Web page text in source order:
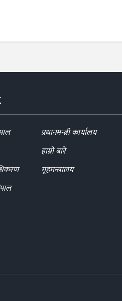
प्रधानमन्त्री कार्यालय
हाम्रो बारे
गृहमन्त्रालय